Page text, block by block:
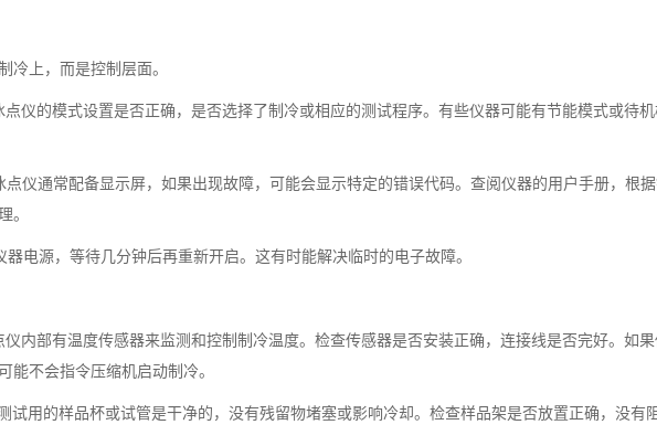
上，而是控制层面。
的模式设置是否正确，是否选择了制冷或相应的测试程序。有些仪器可能有节能模式或待
通常配备显示屏，如果出现故障，可能会显示特定的错误代码。查阅仪器的用户手册，根
。
源，等待几分钟后再重新开启。这有时能解决临时的电子故障。
部有温度传感器来监测和控制制冷温度。检查传感器是否安装正确，连接线是否完好。如
能不会指令压缩机启动制冷。
用的样品杯或试管是干净的，没有残留物堵塞或影响冷却。检查样品架是否放置正确，没有